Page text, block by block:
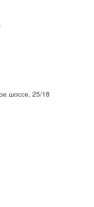
шоссе, 25/18